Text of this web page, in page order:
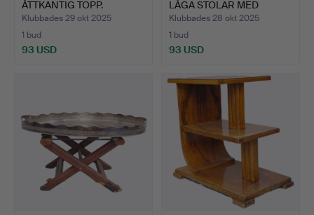
ÅTTKANTIG TOPP.
ROTTRÄ. E…
Klubbades 29 okt 2025
1 bud
93 USD
LÅGA STOLAR MED
MATCHAN…
Klubbades 28 okt 2025
1 bud
93 USD